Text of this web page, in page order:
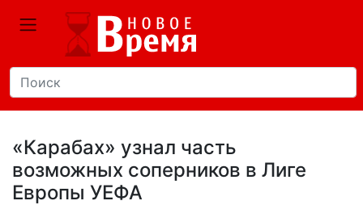
«Карабах» узнал часть
возможных соперников в Лиге
Европы УЕФА